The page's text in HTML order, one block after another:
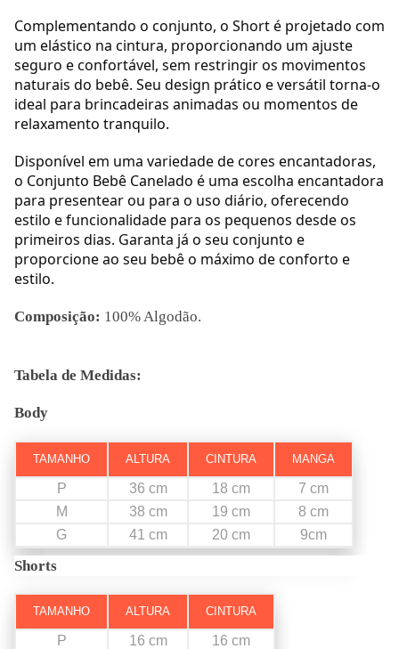
Complementando o conjunto, o Short é projetado com
um elástico na cintura, proporcionando um ajuste
seguro e confortável, sem restringir os movimentos
naturais do bebê. Seu design prático e versátil torna-o
ideal para brincadeiras animadas ou momentos de
relaxamento tranquilo.
Disponível em uma variedade de cores encantadoras,
o Conjunto Bebê Canelado é uma escolha encantadora
para presentear ou para o uso diário, oferecendo
estilo e funcionalidade para os pequenos desde os
primeiros dias. Garanta já o seu conjunto e
proporcione ao seu bebê o máximo de conforto e
estilo.
Composição: 100% Algodão.
Tabela de Medidas:
Body
TAMANHO ALTURA CINTURA MANGA
P 36 cm 18 cm
7 cm
M
38 cm 19 cm
8 cm
G
41 cm 20 cm 9cm
Shorts
TAMANHO ALTURA CINTURA
P 16 cm 16 cm